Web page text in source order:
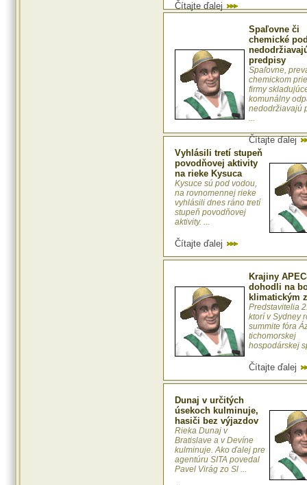
Čítajte ďalej
Spaľovne či
chemické
predpisy
Spaľovne,
chemickom
firmy
komunálny
nedodržiavajú
...
Čítajte ďalej
Vyhlásili tretí stupeň
povodňovej aktivity
na rieke Kysuca
Kysuce sú pod vodou,
na rovnomennej rieke
vyhlásili dnes ráno tretí
stupeň povodňovej
aktivity. ...
Čítajte ďalej
Krajiny
dohodli na
klimatickým
Predstavitelia
ktorí v Sydney
summite fóra
tichomorskej
hospodárskej
Čítajte ďalej
Dunaj v určitých
úsekoch kulminuje,
hasiči bez výjazdov
Rieka Dunaj v
Bratislave a v Devíne
kulminuje. Ako ďalej pre
agentúru SITA povedal
Pavel Virág zo Sl ...